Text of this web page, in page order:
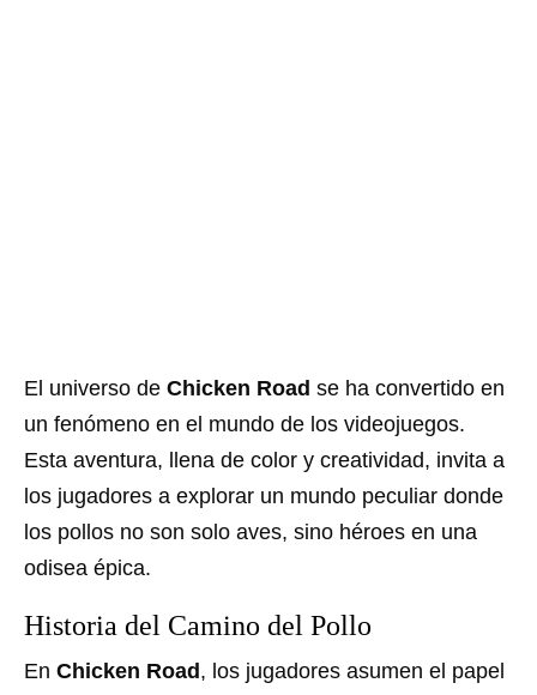
El universo de Chicken Road se ha convertido en
un fenómeno en el mundo de los videojuegos.
Esta aventura, llena de color y creatividad, invita a
los jugadores a explorar un mundo peculiar donde
los pollos no son solo aves, sino héroes en una
odisea épica.
Historia del Camino del Pollo
En Chicken Road , los jugadores asumen el papel